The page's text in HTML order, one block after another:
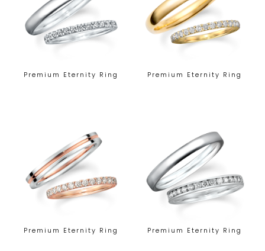
Premium Eternity Ring Premium Eternity Ring
Premium Eternity Ring Premium Eternity Ring